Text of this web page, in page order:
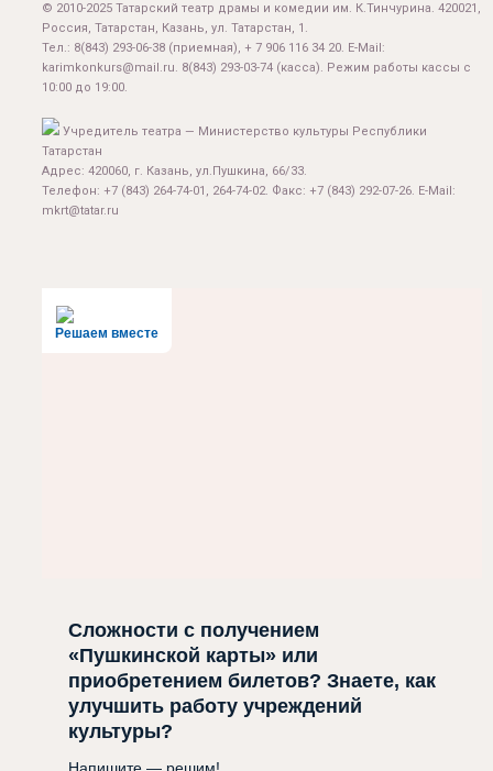
© 2010-2025 Татарский театр драмы и комедии им. К.Тинчурина. 420021,
Россия, Татарстан, Казань, ул. Татарстан, 1.
Тел.: 8(843) 293-06-38 (приемная), + 7 906 116 34 20. E-Mail:
karimkonkurs@mail.ru. 8(843) 293-03-74 (касса). Режим работы кассы с
10:00 до 19:00.
Учредитель театра — Министерство культуры Республики
Татарстан
Адрес: 420060, г. Казань, ул.Пушкина, 66/33.
Телефон: +7 (843) 264-74-01, 264-74-02. Факс: +7 (843) 292-07-26. E-Mail:
mkrt@tatar.ru
Решаем вместе
Сложности с получением
«Пушкинской карты» или
приобретением билетов? Знаете, как
улучшить работу учреждений
культуры?